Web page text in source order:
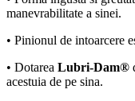
manevrabilitate a sinei.
• Pinionul de intoarcere
• Dotarea Lubri-Dam®
acestuia de pe sina.